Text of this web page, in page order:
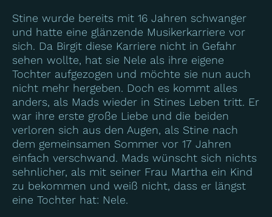
Stine wurde bereits mit 16 Jahren schwanger
und hatte eine glänzende Musikerkarriere vor
sich. Da Birgit diese Karriere nicht in Gefahr
sehen wollte, hat sie Nele als ihre eigene
Tochter aufgezogen und möchte sie nun auch
nicht mehr hergeben. Doch es kommt alles
anders, als Mads wieder in Stines Leben tritt. Er
war ihre erste große Liebe und die beiden
verloren sich aus den Augen, als Stine nach
dem gemeinsamen Sommer vor 17 Jahren
einfach verschwand. Mads wünscht sich nichts
sehnlicher, als mit seiner Frau Martha ein Kind
zu bekommen und weiß nicht, dass er längst
eine Tochter hat: Nele.